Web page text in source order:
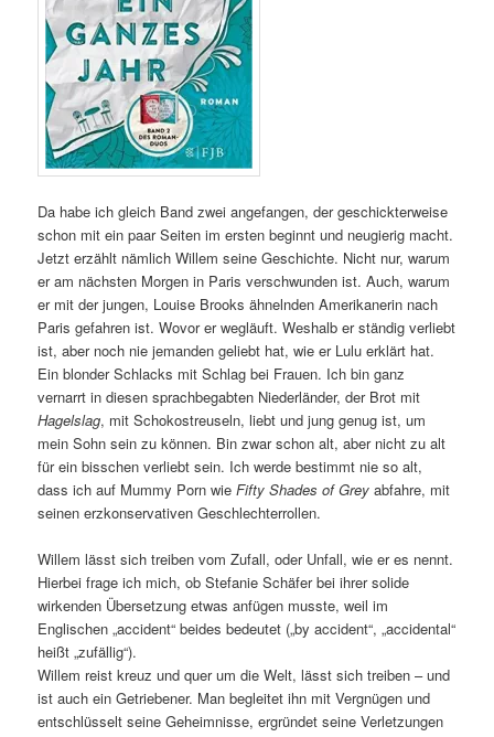
Da habe ich gleich Band zwei angefangen, der geschickterweise
schon mit ein paar Seiten im ersten beginnt und neugierig macht.
Jetzt erzählt nämlich Willem seine Geschichte. Nicht nur, warum
er am nächsten Morgen in Paris verschwunden ist. Auch, warum
er mit der jungen, Louise Brooks ähnelnden Amerikanerin nach
Paris gefahren ist. Wovor er wegläuft. Weshalb er ständig verliebt
ist, aber noch nie jemanden geliebt hat, wie er Lulu erklärt hat.
Ein blonder Schlacks mit Schlag bei Frauen. Ich bin ganz
vernarrt in diesen sprachbegabten Niederländer, der Brot mit
Hagelslag, mit Schokostreuseln, liebt und jung genug ist, um
mein Sohn sein zu können. Bin zwar schon alt, aber nicht zu alt
für ein bisschen verliebt sein. Ich werde bestimmt nie so alt,
dass ich auf Mummy Porn wieFifty Shades of Grey abfahre, mit
seinen erzkonservativen Geschlechterrollen.
Willem lässt sich treiben vom Zufall, oder Unfall, wie er es nennt.
Hierbei frage ich mich, ob Stefanie Schäfer bei ihrer solide
wirkenden Übersetzung etwas anfügen musste, weil im
Englischen „accident“ beides bedeutet („by accident“, „accidental“
heißt „zufällig“).
Willem reist kreuz und quer um die Welt, lässt sich treiben – und
ist auch ein Getriebener. Man begleitet ihn mit Vergnügen und
entschlüsselt seine Geheimnisse, ergründet seine Verletzungen